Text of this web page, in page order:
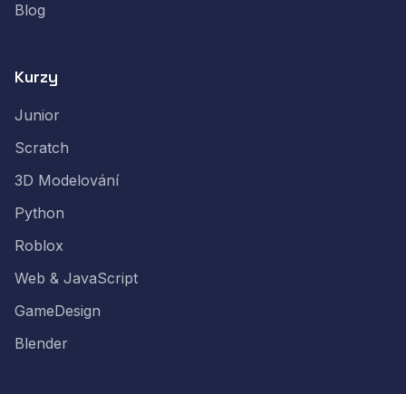
Blog
Kurzy
Junior
Scratch
3D Modelování
Python
Roblox
Web & JavaScript
GameDesign
Blender